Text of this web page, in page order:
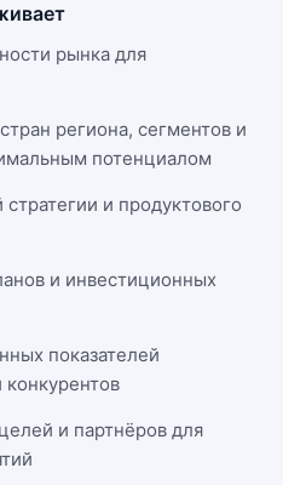
рынка для
региона, сегментов и
потенциалом
и продуктового
и инвестиционных
показателей
и партнёров для